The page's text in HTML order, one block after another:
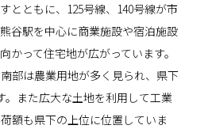
とともに、125号線、140号線が市
谷駅を中心に商業施設や宿泊施設
かって住宅地が広がっています。
部は農業用地が多く見られ、県下
。また広大な土地を利用して工業
額も県下の上位に位置していま